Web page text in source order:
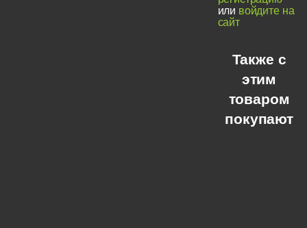
или войдите на
сайт
Также с
этим
товаром
покупают